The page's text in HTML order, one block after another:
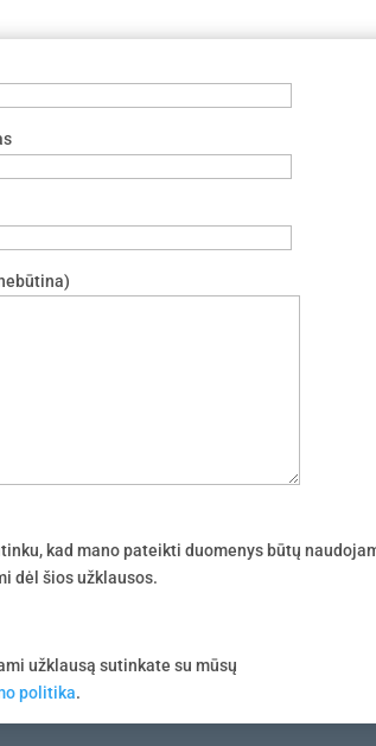
kad mano pateikti duomenys būtų
dėl šios užklausos.
užklausą sutinkate su mūsų
politika.